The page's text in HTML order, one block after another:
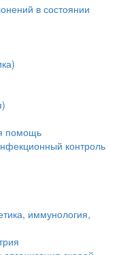
в состоянии
помощь
контроль
иммунология,